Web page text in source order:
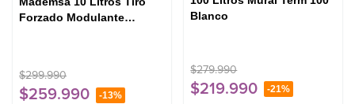
Forzado Modulante
$299.990
$259.990 -13%
Blanco
$279.990
$219.990 -21%